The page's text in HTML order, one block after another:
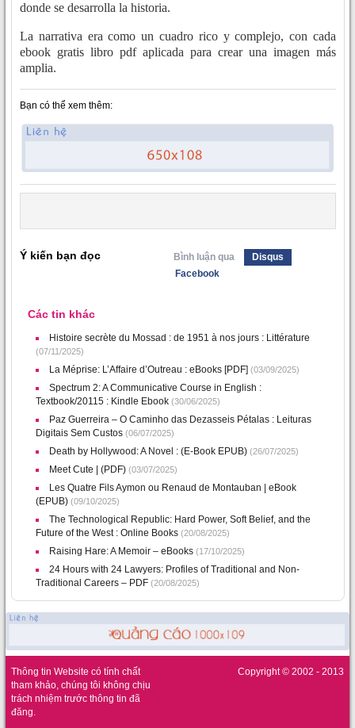
donde se desarrolla la historia.
La narrativa era como un cuadro rico y complejo, con cada
ebook gratis libro pdf aplicada para crear una imagen más
amplia.
Bạn có thể xem thêm:
Ý kiến bạn đọc Bình luận qua
Disqus
Facebook
Các tin khác
Histoire secrète du Mossad : de 1951 à nos jours : Littérature
(07/11/2025)
La Méprise: L’Affaire d’Outreau : eBooks [PDF] (03/09/2025)
Spectrum 2: A Communicative Course in English :
Textbook/20115 : Kindle Ebook (30/06/2025)
Paz Guerreira – O Caminho das Dezasseis Pétalas : Leituras
Digitais Sem Custos (06/07/2025)
Death by Hollywood: A Novel : (E-Book EPUB) (26/07/2025)
Meet Cute | (PDF) (03/07/2025)
Les Quatre Fils Aymon ou Renaud de Montauban | eBook
(EPUB) (09/10/2025)
The Technological Republic: Hard Power, Soft Belief, and the
Future of the West : Online Books (20/08/2025)
Raising Hare: A Memoir – eBooks (17/10/2025)
24 Hours with 24 Lawyers: Profiles of Traditional and Non-
Traditional Careers – PDF (20/08/2025)
Thông tin Website có tính chất
tham khảo, chúng tôi không chịu
trách nhiệm trước thông tin đã
đăng.
Copyright © 2002 - 2013